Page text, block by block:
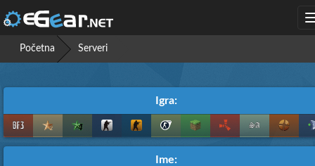
Početna
Serveri
Igra:
Ime: